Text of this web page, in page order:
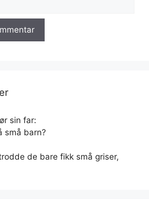
sin far:
små barn?
de bare fikk små griser,